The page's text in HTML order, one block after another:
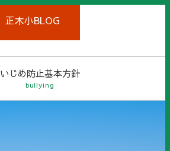
正木小BLOG
いじめ防止基本方針
bullying